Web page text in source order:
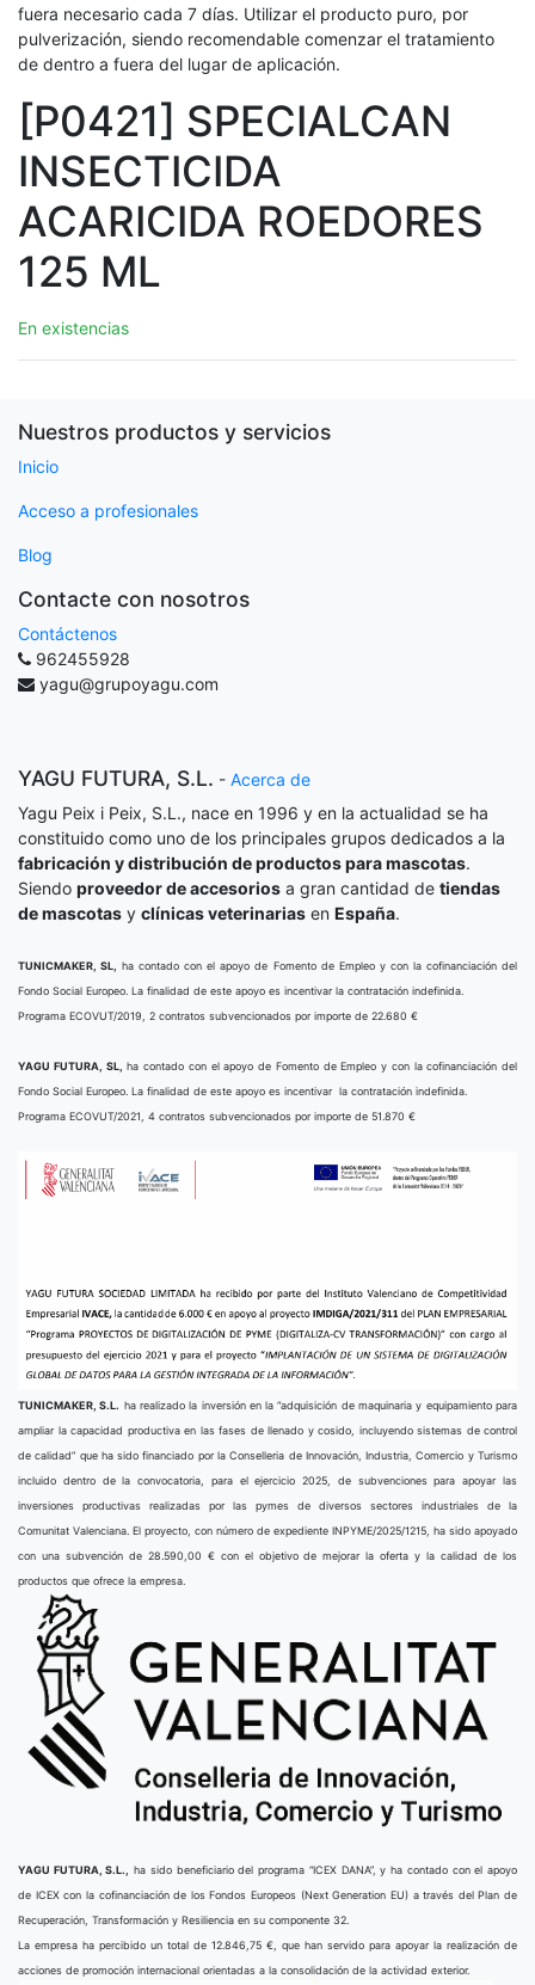
fuera necesario cada 7 días. Utilizar el producto puro, por
pulverización, siendo recomendable comenzar el tratamiento
de dentro a fuera del lugar de aplicación.
[P0421] SPECIALCAN
INSECTICIDA
ACARICIDA ROEDORES
125 ML
En existencias
Nuestros productos y servicios
Inicio
Acceso a profesionales
Blog
Contacte con nosotros
Contáctenos
962455928
yagu@grupoyagu.com
YAGU FUTURA, S.L. - Acerca de
Yagu Peix i Peix, S.L., nace en 1996 y en la actualidad se ha
constituido como uno de los principales grupos dedicados a la
fabricación y distribución de productos para mascotas.
Siendo proveedor de accesorios a gran cantidad de tiendas
de mascotas y clínicas veterinarias en España.
TUNICMAKER, SL,
ha contado con el apoyo de Fomento de Empleo y con la cofinanciación del
Fondo Social Europeo. La finalidad de este apoyo es incentivar la contratación indefinida.
Programa ECOVUT/2019, 2 contratos subvencionados por importe de 22.680 €
YAGU FUTURA, SL,
ha contado con el apoyo de Fomento de Empleo y con la cofinanciación del
Fondo Social Europeo. La finalidad de este apoyo es incentivar la contratación indefinida.
Programa ECOVUT/2021, 4 contratos subvencionados por importe de 51.870 €
TUNICMAKER, S.L. ha realizado la inversión en la “adquisición de maquinaria y equipamiento para
ampliar la capacidad productiva en las fases de llenado y cosido, incluyendo sistemas de control
de calidad” que ha sido financiado por la Conselleria de Innovación, Industria, Comercio y Turismo
incluido dentro de la convocatoria, para el ejercicio 2025, de subvenciones para apoyar las
inversiones productivas realizadas por las pymes de diversos sectores industriales de la
Comunitat Valenciana. El proyecto, con número de expediente INPYME/2025/1215, ha sido apoyado
con una subvención de 28.590,00 € con el objetivo de mejorar la oferta y la calidad de los
productos que ofrece la empresa.
YAGU FUTURA, S.L.,
ha sido beneficiario del programa “ICEX DANA”, y ha contado con el apoyo
de ICEX con la cofinanciación de los Fondos Europeos (Next Generation EU) a través del Plan de
Recuperación, Transformación y Resiliencia en su componente 32.
La empresa ha percibido un total de 12.846,75 €, que han servido para apoyar la realización de
acciones de promoción internacional orientadas a la consolidación de la actividad exterior.